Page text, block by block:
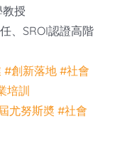
授
、SROI認證高階
#創新落地 #社會
培訓
尤努斯奬 #社會